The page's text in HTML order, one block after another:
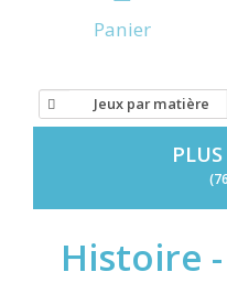
Panier
Jeux par matière
Histoire